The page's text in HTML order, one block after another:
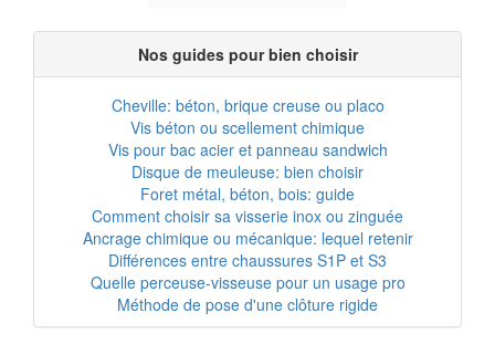
Nos guides pour bien choisir
Cheville: béton, brique creuse ou placo
Vis béton ou scellement chimique
Vis pour bac acier et panneau sandwich
Disque de meuleuse: bien choisir
Foret métal, béton, bois: guide
Comment choisir sa visserie inox ou zinguée
Ancrage chimique ou mécanique: lequel retenir
Différences entre chaussures S1P et S3
Quelle perceuse-visseuse pour un usage pro
Méthode de pose d'une clôture rigide